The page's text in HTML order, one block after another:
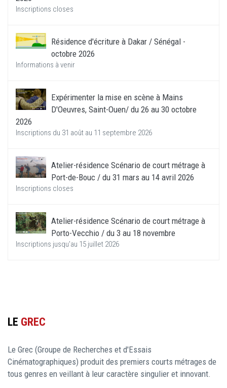
Inscriptions closes
Résidence d'écriture à Dakar / Sénégal -
octobre 2026
Informations à venir
Expérimenter la mise en scène à Mains
D'Oeuvres, Saint-Ouen/ du 26 au 30 octobre
2026
Inscriptions du 31 août au 11 septembre 2026
Atelier-résidence Scénario de court métrage à
Port-de-Bouc / du 31 mars au 14 avril 2026
Inscriptions closes
Atelier-résidence Scénario de court métrage à
Porto-Vecchio / du 3 au 18 novembre
Inscriptions jusqu'au 15 juillet 2026
LE GREC
Le Grec (Groupe de Recherches et d'Essais
Cinématographiques) produit des premiers courts métrages de
tous genres en veillant à leur caractère singulier et innovant.